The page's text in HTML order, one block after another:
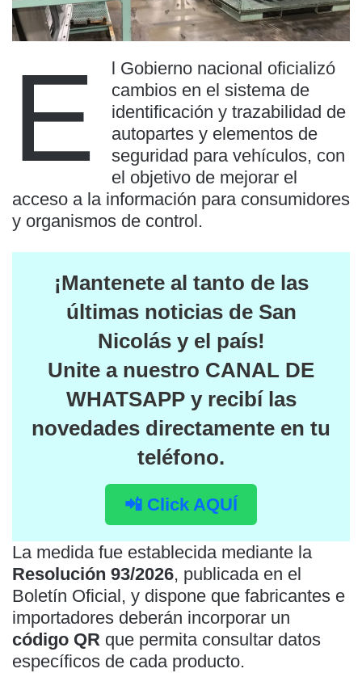
E
l Gobierno nacional oficializó
cambios en el sistema de
identificación y trazabilidad de
autopartes y elementos de
seguridad para vehículos, con
el objetivo de mejorar el
acceso a la información para consumidores
y organismos de control.
¡Mantenete al tanto de las
últimas noticias de San
Nicolás y el país!
Unite a nuestro CANAL DE
WHATSAPPy recibí las
novedades directamente en tu
teléfono.
📲 Click AQUÍ
La medida fue establecida mediante la
Resolución 93/2026, publicada en el
Boletín Oficial, y dispone que fabricantes e
importadores deberán incorporar un
código QR que permita consultar datos
específicos de cada producto.